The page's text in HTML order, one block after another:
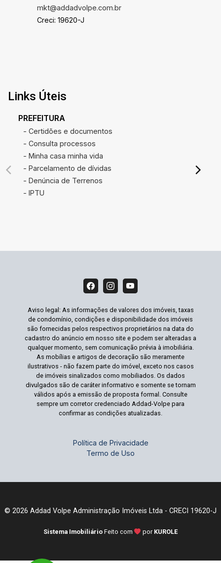
mkt@addadvolpe.com.br
Creci: 19620-J
Links Úteis
PREFEITURA
- Certidões e documentos
- Consulta processos
- Minha casa minha vida
- Parcelamento de dívidas
- Denúncia de Terrenos
- IPTU
Aviso legal: As informações de valores dos imóveis, taxas
de condomínio, condições e disponibilidade dos imóveis
são fornecidas pelos respectivos proprietários na data do
cadastro do anúncio em nosso site e podem ser alteradas a
qualquer momento, sem comunicação prévia à imobiliária.
As mobílias e artigos de decoração são meramente
ilustrativos - não fazem parte do imóvel, exceto nos casos
de imóveis sinalizados como mobiliados. Os dados
divulgados são de caráter informativo e somente se tornam
válidos após a emissão de proposta formal. Consulte
sempre um corretor credenciado Addad-Volpe para
confirmar as condições atualizadas.
Política de Privacidade
Termo de Uso
© 2026 Addad Volpe Administração Imóveis Ltda - CRECI 19620-J
Sistema Imobiliário Feito com por KUROLE